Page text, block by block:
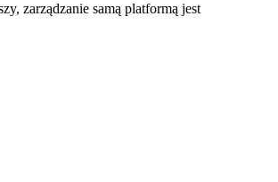
zarządzanie samą platformą jest